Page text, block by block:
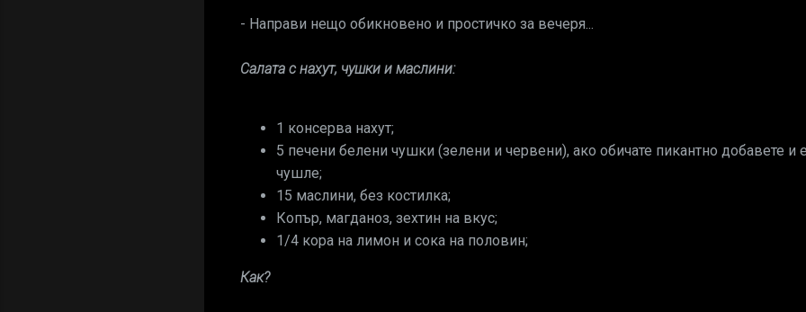
- Направи нещо обикновено и простичко за вечеря...
Салата с нахут, чушки и маслини:
1 консерва нахут;
5 печени белени чушки (зелени и червени), ако обичате пикантно добавете и
чушле;
15 маслини, без костилка;
Копър, магданоз, зехтин на вкус;
1/4 кора на лимон и сока на половин;
Как?